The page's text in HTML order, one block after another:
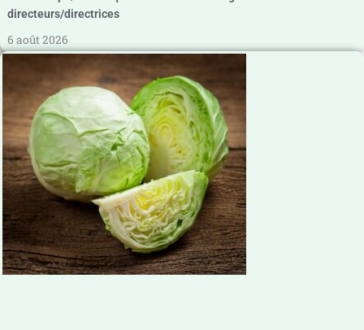
directeurs/directrices
6 août 2026